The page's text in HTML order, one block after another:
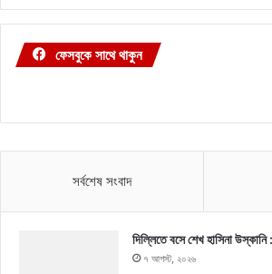
ফেসবুকে সাথে থাকুন
সর্বশেষ সংবাদ
দিল্লিতে বসে শেখ হাসিনা
৭ আগস্ট, ২০২৬